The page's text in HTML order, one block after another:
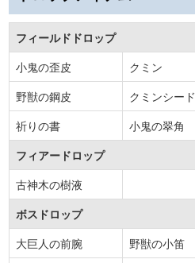
フィールドドロップ
小鬼の歪皮
クミン
野獣の鋼皮
クミンシード
祈りの書
小鬼の翠角
フィアードロップ
古神木の樹液
ボスドロップ
大巨人の前腕
野獣の小笛